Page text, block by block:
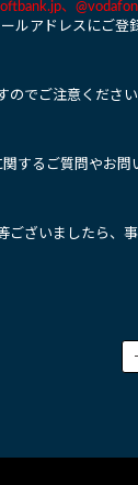
、
ルアドレスにご登
でご注意ください
するご質問やお
ざいましたら、